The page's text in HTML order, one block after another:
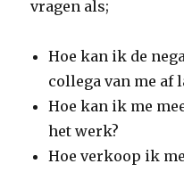
vragen als;
Hoe kan ik de
collega van me af
Hoe kan ik me
het werk?
Hoe verkoop ik